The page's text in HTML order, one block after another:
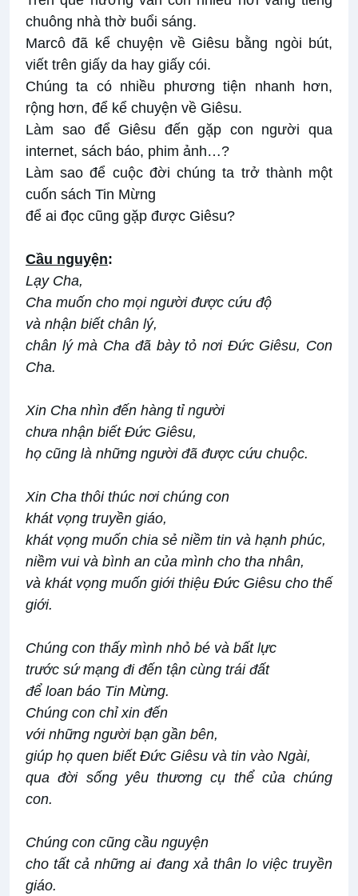
chuông nhà thờ buổi sáng.
Marcô đã kể chuyện về Giêsu bằng ngòi bút,
viết trên giấy da hay giấy cói.
Chúng ta có nhiều phương tiện nhanh hơn,
rộng hơn, để kể chuyện về Giêsu.
Làm sao để Giêsu đến gặp con người qua
internet, sách báo, phim ảnh…?
Làm sao để cuộc đời chúng ta trở thành một
cuốn sách Tin Mừng
để ai đọc cũng gặp được Giêsu?
Cầu nguyện:
Lạy Cha,
Cha muốn cho mọi người được cứu độ
và nhận biết chân lý,
chân lý mà Cha đã bày tỏ nơi Đức Giêsu, Con
Cha.
Xin Cha nhìn đến hàng tỉ người
chưa nhận biết Đức Giêsu,
họ cũng là những người đã được cứu chuộc.
Xin Cha thôi thúc nơi chúng con
khát vọng truyền giáo,
khát vọng muốn chia sẻ niềm tin và hạnh phúc,
niềm vui và bình an của mình cho tha nhân,
và khát vọng muốn giới thiệu Đức Giêsu cho thế
giới.
Chúng con thấy mình nhỏ bé và bất lực
trước sứ mạng đi đến tận cùng trái đất
để loan báo Tin Mừng.
Chúng con chỉ xin đến
với những người bạn gần bên,
giúp họ quen biết Đức Giêsu và tin vào Ngài,
qua đời sống yêu thương cụ thể của chúng
con.
Chúng con cũng cầu nguyện
cho tất cả những ai đang xả thân lo việc truyền
giáo.